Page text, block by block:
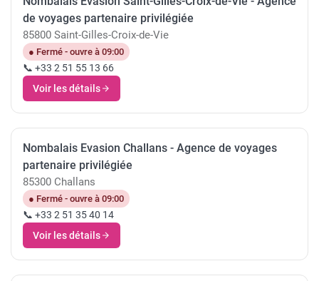
de voyages partenaire privilégiée
85800 Saint-Gilles-Croix-de-Vie
● Fermé - ouvre à 09:00
📞 +33 2 51 55 13 66
Voir les détails
Nombalais Evasion Challans - Agence de voyages
partenaire privilégiée
85300 Challans
● Fermé - ouvre à 09:00
📞 +33 2 51 35 40 14
Voir les détails